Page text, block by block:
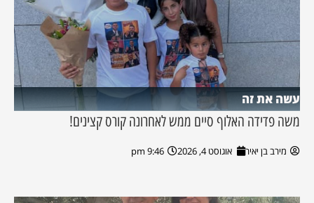
עשה את זה
משה פדידה האלוף סיים ממש לאחרונה קורס קצינים!
מירב בן יאיר אוגוסט 4, 2026 9:46 pm